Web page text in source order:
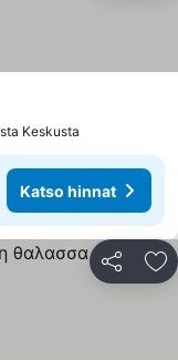
Keskusta
Katso hinnat
Jaa